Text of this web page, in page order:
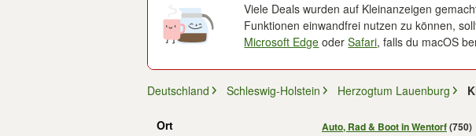
Viele Deals wurden auf Kleinanzeigen
Funktionen einwandfrei nutzen zu können,
Microsoft Edge oderSafari, falls du macOS
Deutschland Schleswig-Holstein Herzogtum Lauenburg
Ort
Auto, Rad & Boot in Wentorf(750)